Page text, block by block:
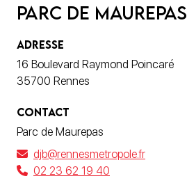
Parc de Maurepas
ADRESSE
16 Boulevard Raymond Poincaré
35700 Rennes
CONTACT
Parc de Maurepas
djb@rennesmetropole.fr
02 23 62 19 40